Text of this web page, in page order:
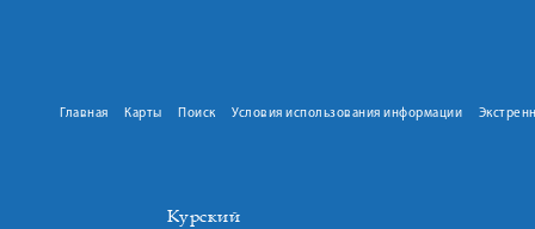
Главная Карты Поиск Условия использования информации
Курский